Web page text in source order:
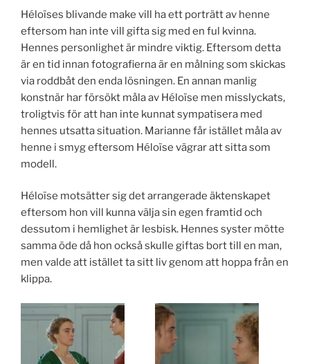
Héloïses blivande make vill ha ett porträtt av henne
eftersom han inte vill gifta sig med en ful kvinna.
Hennes personlighet är mindre viktig. Eftersom detta
är en tid innan fotografierna är en målning som skickas
via roddbåt den enda lösningen. En annan manlig
konstnär har försökt måla av Héloïse men misslyckats,
troligtvis för att han inte kunnat sympatisera med
hennes utsatta situation. Marianne får istället måla av
henne i smyg eftersom Héloïse vägrar att sitta som
modell.
Héloïse motsätter sig det arrangerade äktenskapet
eftersom hon vill kunna välja sin egen framtid och
dessutom i hemlighet är lesbisk. Hennes syster mötte
samma öde då hon också skulle giftas bort till en man,
men valde att istället ta sitt liv genom att hoppa från en
klippa.